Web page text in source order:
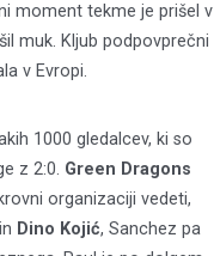
moment tekme je prišel v
muk. Kljub podpovprečni
v Evropi.
1000 gledalcev, ki so
z 2:0. Green Dragons
organizaciji vedeti,
Dino Kojić, Sanchez pa